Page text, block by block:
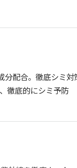
分配合。徹底シミ対
徹底的にシミ予防